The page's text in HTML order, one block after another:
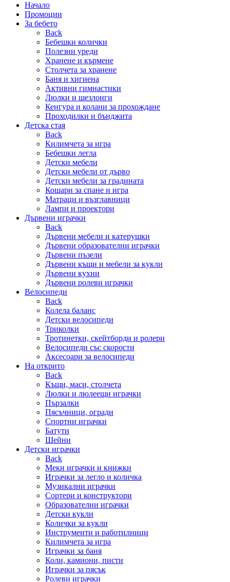
Начало
Промоции
За бебето
Back
Бебешки колички
Полезни уреди
Хранене и кърмене
Столчета за хранене
Баня и хигиена
Активни гимнастики
Люлки и шезлонги
Кенгура и колани за прохождане
Проходилки и бънджита
Детска стая
Back
Килимчета за игра
Бебешки легла
Детски мебели
Детски мебели от дърво
Детски мебели за градината
Кошари за спане и игра
Матраци и възглавници
Лампи и проектори
Дървени играчки
Back
Дървени мебели и катерушки
Дървени образователни играчки
Дървени пъзели
Дървени къщи и мебели за кукли
Дървени кухни
Дървени ролеви играчки
Велосипеди
Back
Колела баланс
Детски велосипеди
Триколки
Тротинетки, скейтборди и ролери
Велосипеди със скорости
Аксесоари за велосипеди
На открито
Back
Къщи, маси, столчета
Люлки и люлеещи играчки
Пързалки
Пясъчници, огради
Спортни играчки
Батути
Шейни
Детски играчки
Back
Меки играчки и книжки
Играчки за легло и количка
Музикални играчки
Сортери и конструктори
Образователни играчки
Детски кукли
Колички за кукли
Инструменти и работилници
Килимчета за игра
Играчки за баня
Коли, камиони, писти
Играчки за пясък
Ролеви играчки